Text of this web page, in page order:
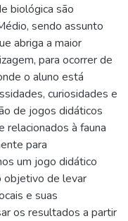
biológica são
sendo assunto
abriga a maior
para ocorrer de
o aluno está
curiosidades e
de jogos didáticos
relacionados à fauna
para
um jogo didático
objetivo de levar
e suas
os resultados a partir